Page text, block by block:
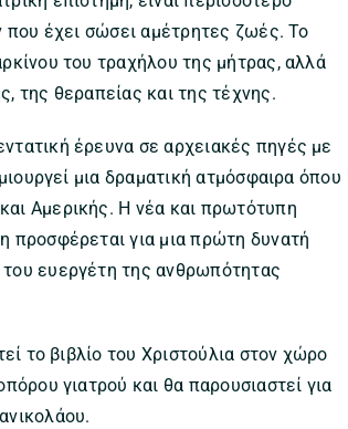
που έχει σώσει αμέτρητες ζωές. Το
του τραχήλου της μήτρας, αλλά
της θεραπείας και της τέχνης.
έρευνα σε αρχειακές πηγές με
μια δραματική ατμόσφαιρα όπου
Αμερικής. Η νέα και πρωτότυπη
προσφέρεται για μια πρώτη δυνατή
ευεργέτη της ανθρωπότητας
το βιβλίο του Χριστούλια στον χώρο
γιατρού και θα παρουσιαστεί για